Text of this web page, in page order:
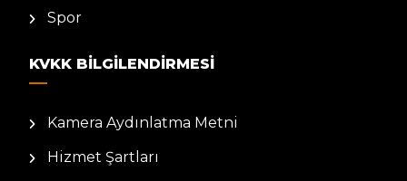
Spor
KVKK BILGILENDIRMESI
Kamera Aydınlatma Metni
Hizmet Şartları